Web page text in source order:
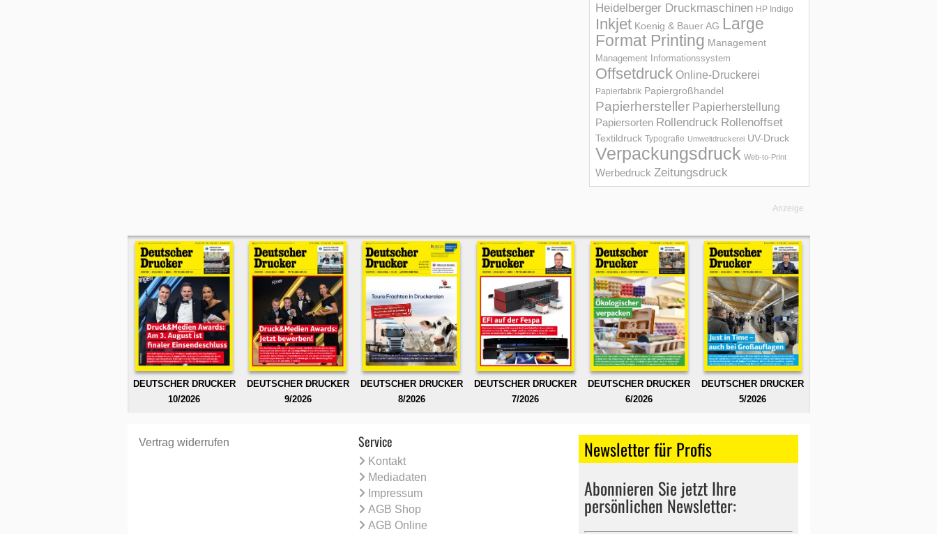
Heidelberger Druckmaschinen HP Indigo
Inkjet Koenig & Bauer AG Large
Format Printing Management
Management Informations­system
Offsetdruck Online-Druckerei
Papierfabrik Papiergroßhandel
Papierhersteller Papierherstellung
Papiersorten Rollendruck Rollenoffset
Textildruck Typografie Umweltdruckerei UV-Druck
Verpackungsdruck Web-to-Print
Werbedruck Zeitungsdruck
Anzeige
DEUTSCHER DRUCKER
10/2026
DEUTSCHER DRUCKER
9/2026
DEUTSCHER DRUCKER
8/2026
DEUTSCHER DRUCKER
7/2026
DEUTSCHER DRUCKER
6/2026
DEUTSCHER DRUCKER
5/2026
Vertrag widerrufen Service
Kontakt
Mediadaten
Impressum
AGB Shop
AGB Online
Newsletter für Profis
Abonnieren Sie jetzt Ihre
persönlichen Newsletter: